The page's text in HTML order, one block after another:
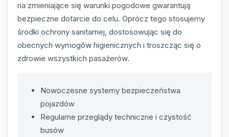
na zmieniające się warunki pogodowe gwarantują
bezpieczne dotarcie do celu. Oprócz tego stosujemy
środki ochrony sanitarnej, dostosowując się do
obecnych wymogów higienicznych i troszcząc się o
zdrowie wszystkich pasażerów.
Nowoczesne systemy bezpieczeństwa
pojazdów
Regularne przeglądy techniczne i czystość
busów